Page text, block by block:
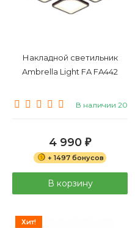
Накладной светильник
Ambrella Light FA FA442
В наличии 20
4 990 ₽
+ 1497 бонусов
В корзину
Хит!